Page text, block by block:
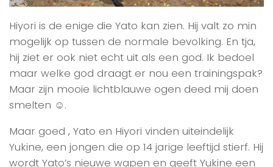
Hiyori is de enige die Yato kan zien. Hij valt zo min
mogelijk op tussen de normale bevolking. En tja,
hij ziet er ook niet echt uit als een god. Ik bedoel
maar welke god draagt er nou een trainingspak?
Maar zijn mooie lichtblauwe ogen deed mij doen
smelten ☺.
Maar goed , Yato en Hiyori vinden uiteindelijk
Yukine, een jongen die op 14 jarige leeftijd stierf. Hij
wordt Yato’s nieuwe wapen en geeft Yukine een